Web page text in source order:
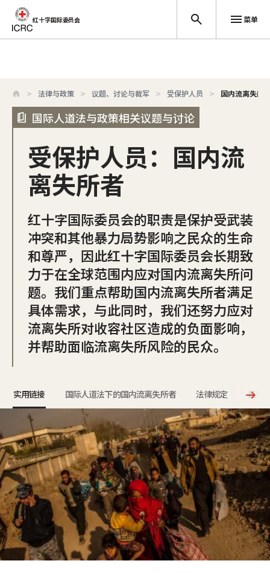
跳至主要内容
红十字国际委员会 菜单
法律与政策 议题、讨论与裁军 受保护人员 国内流离失所
国际人道法与政策相关议题与讨论
受保护人员：国内流
离失所者
红十字国际委员会的职责是保护受武装
冲突和其他暴力局势影响之民众的生命
和尊严，因此红十字国际委员会长期致
力于在全球范围内应对国内流离失所问
题。我们重点帮助国内流离失所者满足
具体需求，与此同时，我们还努力应对
流离失所对收容社区造成的负面影响，
并帮助面临流离失所风险的民众。
实用链接 国际人道法下的国内流离失所者 法律规定 最新